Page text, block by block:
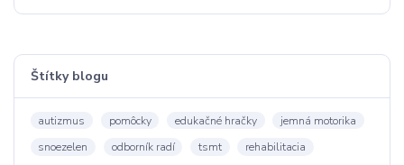
Štítky blogu
autizmus pomôcky edukačné hračky
jemná motorika
snoezelen
odborník radí tsmt
rehabilitacia